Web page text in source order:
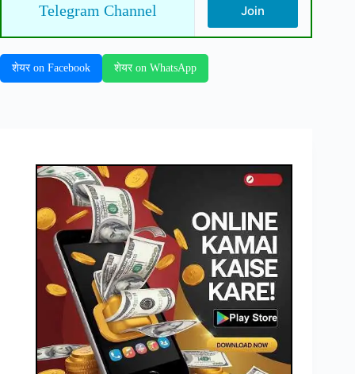
Telegram Channel Join
शेयर on Facebook शेयर on WhatsApp